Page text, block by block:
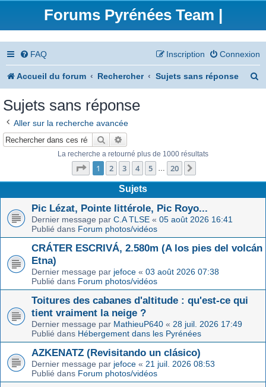
Forums Pyrénées Team |
FAQ Connexion
Inscription
Accueil du forum Rechercher Sujets sans réponse
Sujets sans réponse
Aller sur la recherche avancée
Rechercher
La recherche a retourné plus de 1000 résultats
Page 1sur20
1 2 3 4 5 … 20
Sujets
Pic Lézat, Pointe littérole, Pic Royo...
Dernier message par C.A TLSE « 05 août 2026 16:41
Publié dans Forum photos/vidéos
CRÁTER ESCRIVÁ, 2.580m (A los pies del volcán
Etna)
Dernier message par jefoce « 03 août 2026 07:38
Publié dans Forum photos/vidéos
Toitures des cabanes d'altitude : qu'est-ce qui
tient vraiment la neige ?
Dernier message par MathieuP640 « 28 juil. 2026 17:49
Publié dans Hébergement dans les Pyrénées
AZKENATZ (Revisitando un clásico)
Dernier message par jefoce « 21 juil. 2026 08:53
Publié dans Forum photos/vidéos